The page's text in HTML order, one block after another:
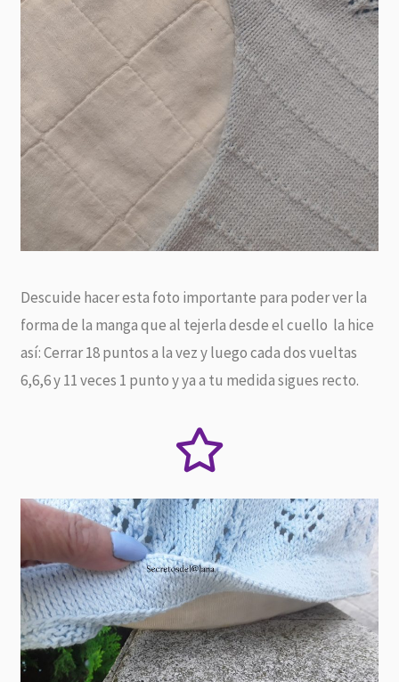
Descuide hacer esta foto importante para poder ver la
forma de la manga que al tejerla desde el cuello la hice
así: Cerrar 18 puntos a la vez y luego cada dos vueltas
6,6,6 y 11 veces 1 punto y ya a tu medida sigues recto.